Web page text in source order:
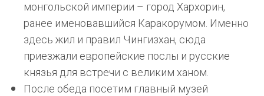
монгольской империи – город Хархорин,
ранее именовавшийся Каракорумом. Именно
здесь жил и правил Чингизхан, сюда
приезжали европейские послы и русские
князья для встречи с великим ханом.
После обеда посетим главный музей